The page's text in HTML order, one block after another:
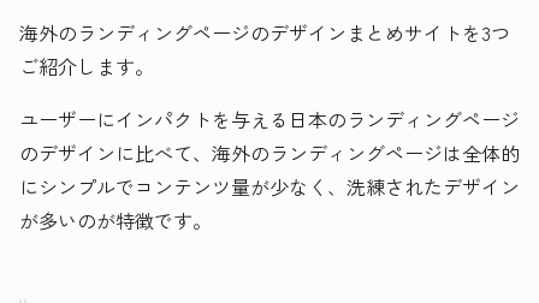
海外のランディングページのデザインまとめサイトを3つ
ご紹介します。
ユーザーにインパクトを与える日本のランディングページ
のデザインに比べて、海外のランディングページは全体的
にシンプルでコンテンツ量が少なく、洗練されたデザイン
が多いのが特徴です。